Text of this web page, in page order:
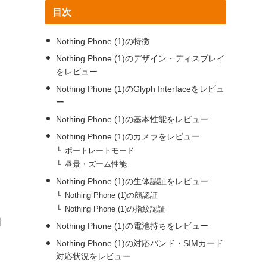
目次
Nothing Phone (1)の特徴
Nothing Phone (1)のデザイン・ディスプレイ
をレビュー
Nothing Phone (1)のGlyph Interfaceをレビュ
ー
Nothing Phone (1)の基本性能をレビュー
Nothing Phone (1)のカメラをレビュー
ポートレートモード
昼景・ズーム性能
Nothing Phone (1)の生体認証をレビュー
Nothing Phone (1)の顔認証
Nothing Phone (1)の指紋認証
Nothing Phone (1)の電池持ちをレビュー
Nothing Phone (1)の対応バンド・SIMカード
対応状況をレビュー